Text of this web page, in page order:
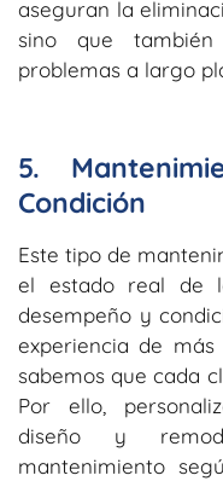
aseguran la
sino que
problemas a largo
5.
Condición
Este tipo de
el estado real de
desempeño y
experiencia de
sabemos que cada
Por ello,
diseño y
mantenimiento